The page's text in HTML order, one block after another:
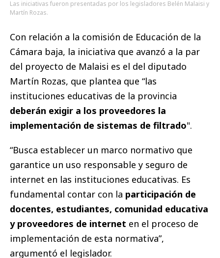
Las iniciativas fueron presentadas por los legisladores Belén Malaisi y
Martín Rozas.
Con relación a la comisión de Educación de la
Cámara baja, la iniciativa que avanzó a la par
del proyecto de Malaisi es el del diputado
Martín Rozas, que plantea que “las
instituciones educativas de la provincia
deberán exigir a los proveedores la
implementación de sistemas de filtrado".
“Busca establecer un marco normativo que
garantice un uso responsable y seguro de
internet en las instituciones educativas. Es
fundamental contar con la participación de
docentes, estudiantes, comunidad educativa
y proveedores de internet en el proceso de
implementación de esta normativa”,
argumentó el legislador.